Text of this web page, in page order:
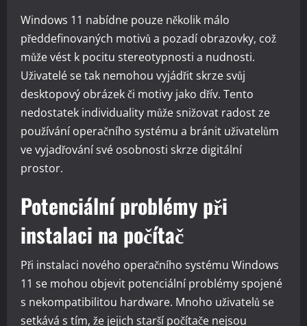
Windows 11 nabídne pouze několik málo
předdefinovaných motivů a pozadí obrazovky, což
může vést k pocitu stereotypnosti a nudnosti.
Uživatelé se tak nemohou vyjádřit skrze svůj
desktopový obrázek či motivy jako dřív. Tento
nedostatek individuality může snižovat radost ze
používání operačního systému a bránit uživatelům
ve vyjadřování své osobnosti skrze digitální
prostor.
Potenciální problémy při
instalaci na počítač
Při instalaci nového operačního systému Windows
11 se mohou objevit potenciální problémy spojené
s nekompatibilitou hardware. Mnoho uživatelů se
setkává s tím, že jejich starší počítače nejsou